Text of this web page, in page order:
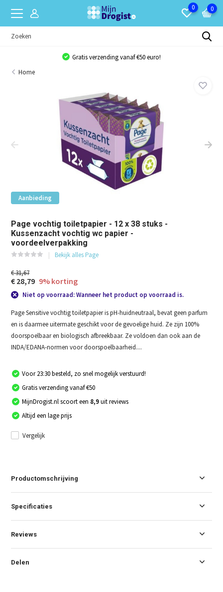
0 0
Gratis verzending vanaf €50 euro!
Home
Aanbieding
Page vochtig toiletpapier - 12 x 38 stuks -
Kussenzacht vochtig wc papier -
voordeelverpakking
Bekijk alles Page
€ 31,67
€ 28,79 9% korting
Niet op voorraad: Wanneer het product op voorraad is.
Page Sensitive vochtig toiletpapier is pH-huidneutraal, bevat geen parfum
en is daarmee uitermate geschikt voor de gevoelige huid. Ze zijn 100%
doorspoelbaar en biologisch afbreekbaar. Ze voldoen dan ook aan de
INDA/EDANA-normen voor doorspoelbaarheid....
Voor 23:30 besteld, zo snel mogelijk verstuurd!
Gratis verzending vanaf €50
MijnDrogist.nl scoort een 8,9uit reviews
Altijd een lage prijs
Vergelijk
Productomschrijving
Specificaties
Reviews
Delen